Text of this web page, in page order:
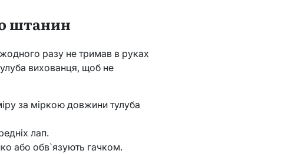
штанин
разу не тримав в руках
вихованця, щоб не
за міркою довжини тулуба
лап.
або обв`язують гачком.